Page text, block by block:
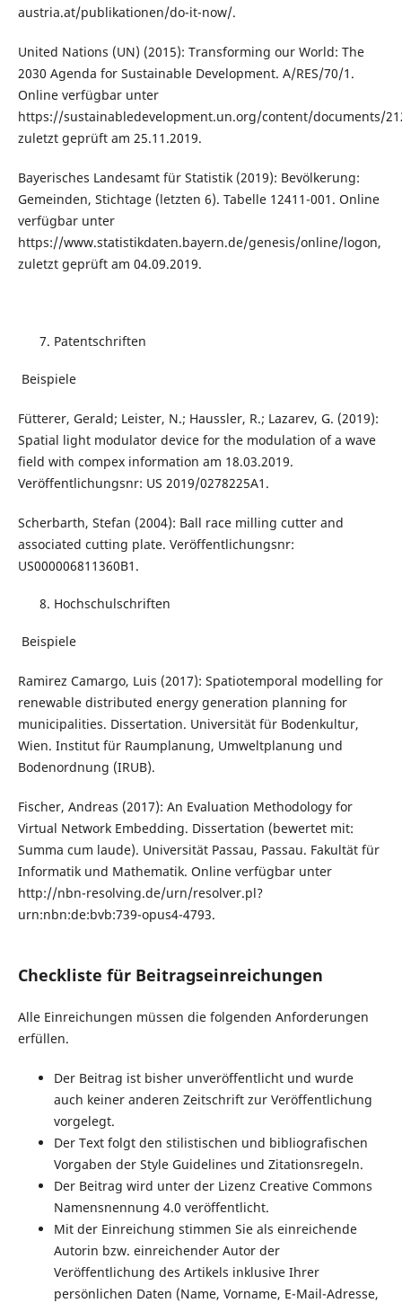
austria.at/publikationen/do-it-now/.
United Nations (UN) (2015): Transforming our World: The
2030 Agenda for Sustainable Development. A/RES/70/1.
Online verfügbar unter
https://sustainabledevelopment.un.org/content/documents/
zuletzt geprüft am 25.11.2019.
Bayerisches Landesamt für Statistik (2019): Bevölkerung:
Gemeinden, Stichtage (letzten 6). Tabelle 12411-001. Online
verfügbar unter
https://www.statistikdaten.bayern.de/genesis/online/logon,
zuletzt geprüft am 04.09.2019.
Patentschriften
Beispiele
Fütterer, Gerald; Leister, N.; Haussler, R.; Lazarev, G. (2019):
Spatial light modulator device for the modulation of a wave
field with compex information am 18.03.2019.
Veröffentlichungsnr: US 2019/0278225A1.
Scherbarth, Stefan (2004): Ball race milling cutter and
associated cutting plate. Veröffentlichungsnr:
US000006811360B1.
Hochschulschriften
Beispiele
Ramirez Camargo, Luis (2017): Spatiotemporal modelling for
renewable distributed energy generation planning for
municipalities. Dissertation. Universität für Bodenkultur,
Wien. Institut für Raumplanung, Umweltplanung und
Bodenordnung (IRUB).
Fischer, Andreas (2017): An Evaluation Methodology for
Virtual Network Embedding. Dissertation (bewertet mit:
Summa cum laude). Universität Passau, Passau. Fakultät für
Informatik und Mathematik. Online verfügbar unter
http://nbn-resolving.de/urn/resolver.pl?
urn:nbn:de:bvb:739-opus4-4793.
Checkliste für Beitragseinreichungen
Alle Einreichungen müssen die folgenden Anforderungen
erfüllen.
Der Beitrag ist bisher unveröffentlicht und wurde
auch keiner anderen Zeitschrift zur Veröffentlichung
vorgelegt.
Der Text folgt den stilistischen und bibliografischen
Vorgaben der Style Guidelines und Zitationsregeln.
Der Beitrag wird unter der Lizenz Creative Commons
Namensnennung 4.0 veröffentlicht.
Mit der Einreichung stimmen Sie als einreichende
Autorin bzw. einreichender Autor der
Veröffentlichung des Artikels inklusive Ihrer
persönlichen Daten (Name, Vorname, E-Mail-Adresse,